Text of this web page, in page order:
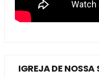
IGREJA DE NOSSA